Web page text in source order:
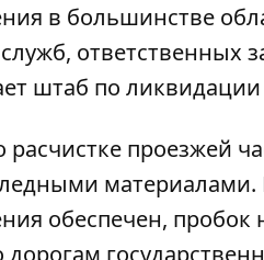
в большинстве
ответственных
штаб по
проезжей
материалами.
обеспечен,